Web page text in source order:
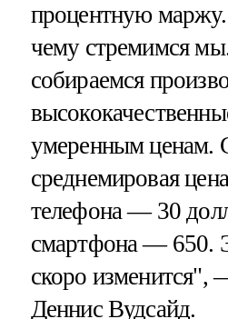
процентную
чему стремимся
собираемся
умеренным ценам.
среднемировая
телефона — 30
смартфона — 650.
скоро изменится",
Деннис Вудсайд.